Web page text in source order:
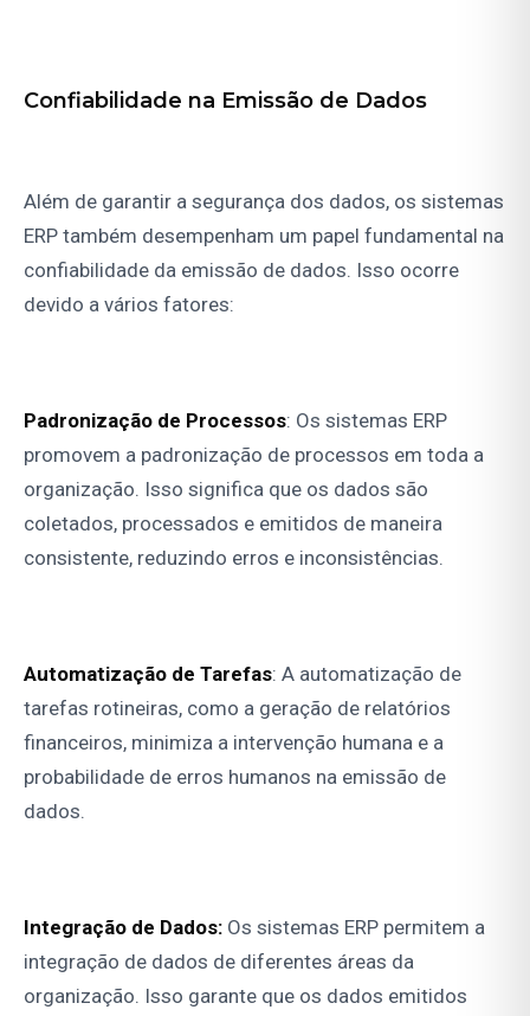
Confiabilidade na Emissão de Dados
Além de garantir a segurança dos dados, os sistemas
ERP também desempenham um papel fundamental na
confiabilidade da emissão de dados. Isso ocorre
devido a vários fatores:
Padronização de Processos: Os sistemas ERP
promovem a padronização de processos em toda a
organização. Isso significa que os dados são
coletados, processados e emitidos de maneira
consistente, reduzindo erros e inconsistências.
Automatização de Tarefas: A automatização de
tarefas rotineiras, como a geração de relatórios
financeiros, minimiza a intervenção humana e a
probabilidade de erros humanos na emissão de
dados.
Integração de Dados: Os sistemas ERP permitem a
integração de dados de diferentes áreas da
organização. Isso garante que os dados emitidos